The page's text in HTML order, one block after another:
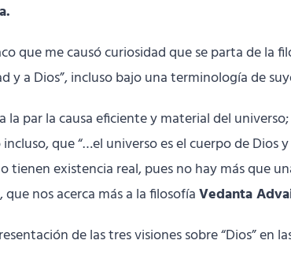
que me causó curiosidad que se parta de la
y a Dios”, incluso bajo una terminología de
la par la causa eficiente y material del
incluso, que “…el universo es el cuerpo de Dios
existencia real, pues no hay más que
nos acerca más a la filosofíaVedanta
de las tres visiones sobre “Dios”